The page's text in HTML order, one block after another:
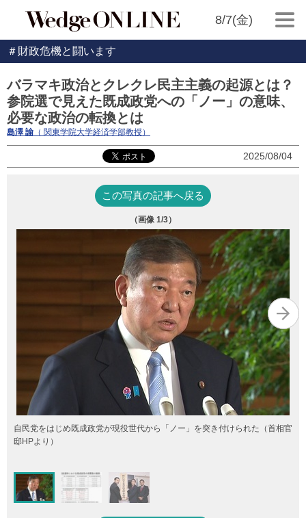
8/7(金)
＃財政危機と闘います
バラマキ政治とクレクレ民主主義の起源とは？
参院選で見えた既成政党への「ノー」の意味、
必要な政治の転換とは
島澤 諭 （ 関東学院大学経済学部教授）
2025/08/04
この写真の記事へ戻る
（画像 1/3）
自民党をはじめ既成政党が現役世代から「ノー」を突き付けられた（首相官
邸HPより）